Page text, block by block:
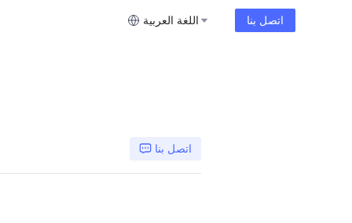
اللغة العربية اتصل بنا
اتصل بنا